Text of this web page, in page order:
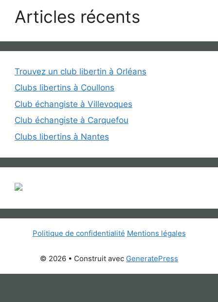
Articles récents
Trouvez un club libertin à Orléans
Clubs libertins à Coullons
Club échangiste à Villevoques
Club échangiste à Carquefou
Clubs libertins à Nantes
Politique de confidentialité Mentions légales
© 2026 • Construit avec GeneratePress